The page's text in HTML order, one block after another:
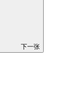
下一张